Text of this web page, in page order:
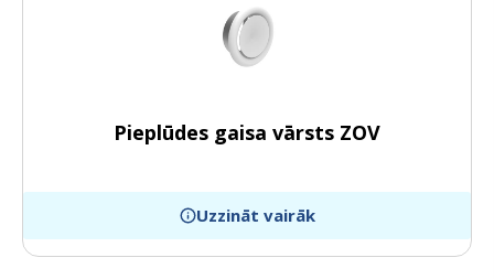
Pieplūdes gaisa vārsts ZOV
Uzzināt vairāk